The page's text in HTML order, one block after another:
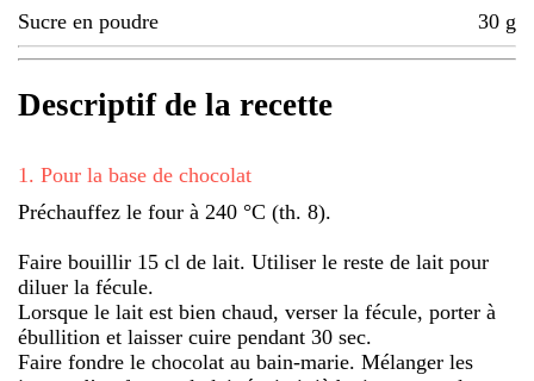
Sucre en poudre 30 g
Descriptif de la recette
1 . Pour la base de chocolat
Préchauffez le four à 240 °C (th. 8).
Faire bouillir 15 cl de lait. Utiliser le reste de lait pour
diluer la fécule.
Lorsque le lait est bien chaud, verser la fécule, porter à
ébullition et laisser cuire pendant 30 sec.
Faire fondre le chocolat au bain-marie. Mélanger les